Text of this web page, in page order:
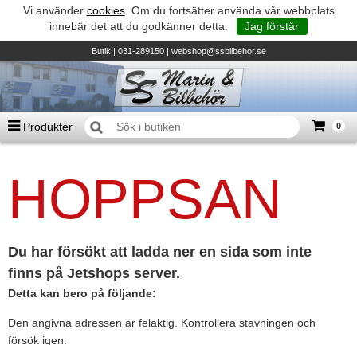
Vi använder cookies. Om du fortsätter använda vår webbplats
innebär det att du godkänner detta.
Jag förstår
Butik| 031-289150 | webshop@ssbilbehor.se
Produkter 0
TILL KASSAN
Biltillbehör och reservdelar - BDS
Micore • Båtar
Suzuki - Utombordare
Suzumar - Gummibåtar
Honda - Utombordare
HonWave - Gummibåtar
HOPPSAN
Du har försökt att ladda ner en sida som inte
finns på Jetshops server.
Detta kan bero på följande:
Den angivna adressen är felaktig. Kontrollera stavningen och
försök igen.